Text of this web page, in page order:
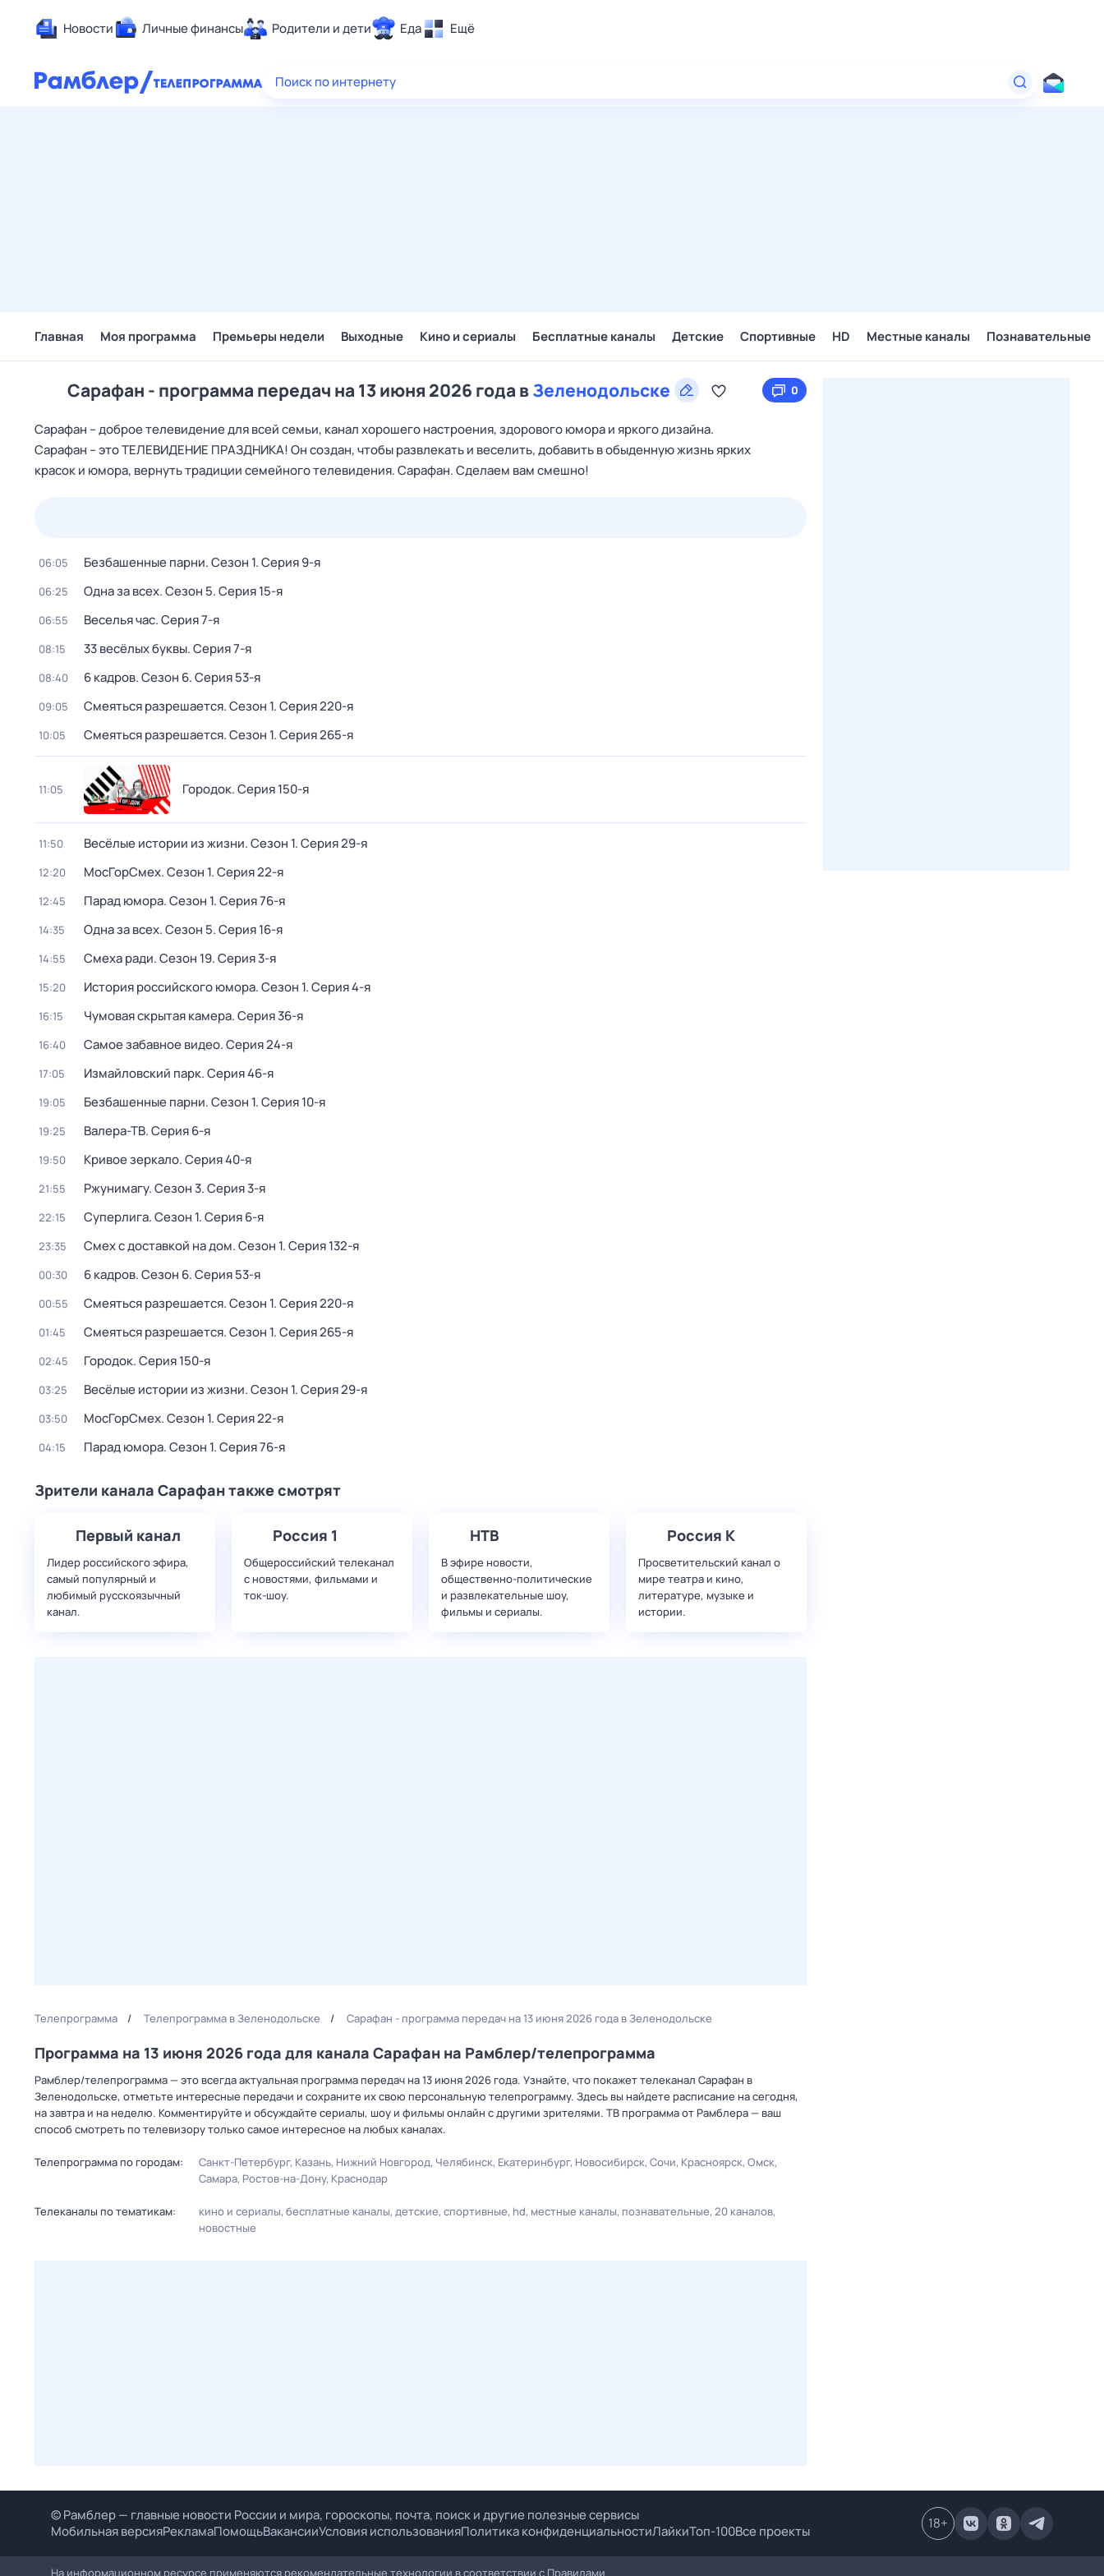
Новости Личные финансы Родители и дети Еда Ещё
Здоровье
Поиск по интернету
Главная Моя программа Премьеры недели Выходные Кино и сериалы Бесплатные каналы Детские Спортивные HD Местные каналы Познавательные
Сарафан - программа передач на 13 июня 2026 года вЗеленодольске 0
Сарафан – доброе телевидение для всей семьи, канал хорошего настроения, здорового юмора и яркого дизайна.
Сарафан – это ТЕЛЕВИДЕНИЕ ПРАЗДНИКА! Он создан, чтобы развлекать и веселить, добавить в обыденную жизнь ярких
красок и юмора, вернуть традиции семейного телевидения. Сарафан. Сделаем вам смешно!
06:05 Безбашенные парни. Сезон 1. Серия 9-я
06:25 Одна за всех. Сезон 5. Серия 15-я
06:55 Веселья час. Серия 7-я
08:15 33 весёлых буквы. Серия 7-я
08:40 6 кадров. Сезон 6. Серия 53-я
09:05 Смеяться разрешается. Сезон 1. Серия 220-я
10:05 Смеяться разрешается. Сезон 1. Серия 265-я
11:05 Городок. Серия 150-я
11:50 Весёлые истории из жизни. Сезон 1. Серия 29-я
12:20 МосГорСмех. Сезон 1. Серия 22-я
12:45 Парад юмора. Сезон 1. Серия 76-я
14:35 Одна за всех. Сезон 5. Серия 16-я
14:55 Смеха ради. Сезон 19. Серия 3-я
15:20 История российского юмора. Сезон 1. Серия 4-я
16:15 Чумовая скрытая камера. Серия 36-я
16:40 Самое забавное видео. Серия 24-я
17:05 Измайловский парк. Серия 46-я
19:05 Безбашенные парни. Сезон 1. Серия 10-я
19:25 Валера-ТВ. Серия 6-я
19:50 Кривое зеркало. Серия 40-я
21:55 Ржунимагу. Сезон 3. Серия 3-я
22:15 Суперлига. Сезон 1. Серия 6-я
23:35 Смех с доставкой на дом. Сезон 1. Серия 132-я
00:30 6 кадров. Сезон 6. Серия 53-я
00:55 Смеяться разрешается. Сезон 1. Серия 220-я
01:45 Смеяться разрешается. Сезон 1. Серия 265-я
02:45 Городок. Серия 150-я
03:25 Весёлые истории из жизни. Сезон 1. Серия 29-я
03:50 МосГорСмех. Сезон 1. Серия 22-я
04:15 Парад юмора. Сезон 1. Серия 76-я
Зрители канала Сарафан также смотрят
Первый канал
Лидер российского эфира,
самый популярный и
любимый русскоязычный
канал.
Россия 1
Общероссийский телеканал
с новостями, фильмами и
ток-шоу.
НТВ
В эфире новости,
общественно-политические
и развлекательные шоу,
фильмы и сериалы.
Россия К
Просветительский канал о
мире театра и кино,
литературе, музыке и
истории.
Телепрограмма Телепрограмма в Зеленодольске Сарафан - программа передач на 13 июня 2026 года в Зеленодольске
Программа на 13 июня 2026 года для канала Сарафан на Рамблер/телепрограмма
Рамблер/телепрограмма — это всегда актуальная программа передач на 13 июня 2026 года. Узнайте, что покажет телеканал Сарафан в
Зеленодольске, отметьте интересные передачи и сохраните их свою персональную телепрограмму. Здесь вы найдете расписание на сегодня,
на завтра и на неделю. Комментируйте и обсуждайте сериалы, шоу и фильмы онлайн с другими зрителями. ТВ программа от Рамблера — ваш
способ смотреть по телевизору только самое интересное на любых каналах.
Телепрограмма по городам: Санкт-Петербург Казань Нижний Новгород Челябинск Екатеринбург Новосибирск Сочи Красноярск Омск
Самара Ростов-на-Дону Краснодар
Телеканалы по тематикам: кино и сериалы бесплатные каналы детские спортивные hd местные каналы познавательные 20 каналов
новостные
© Рамблер — главные новости России и мира, гороскопы, почта, поиск и другие полезные сервисы
Мобильная версияРекламаПомощьВакансииУсловия использованияПолитика конфиденциальностиЛайкиТоп-100Все проекты 18+
На информационном ресурсе применяются рекомендательные технологии в соответствии с Правилами